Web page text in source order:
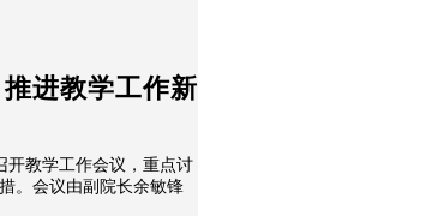
进教学工作新
开教学工作会议，重点讨
。会议由副院长余敏锋